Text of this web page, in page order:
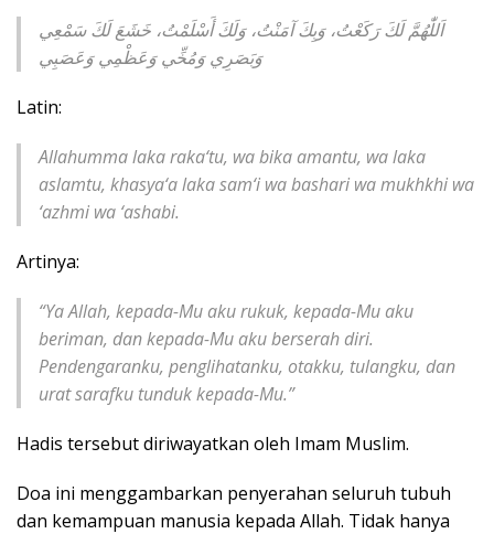
اَللّٰهُمَّ لَكَ رَكَعْتُ، وَبِكَ آمَنْتُ، وَلَكَ أَسْلَمْتُ، خَشَعَ لَكَ سَمْعِي
وَبَصَرِي وَمُخِّي وَعَظْمِي وَعَصَبِي
Latin:
Allahumma laka raka‘tu, wa bika amantu, wa laka
aslamtu, khasya‘a laka sam‘i wa bashari wa mukhkhi wa
‘azhmi wa ‘ashabi.
Artinya:
“Ya Allah, kepada-Mu aku rukuk, kepada-Mu aku
beriman, dan kepada-Mu aku berserah diri.
Pendengaranku, penglihatanku, otakku, tulangku, dan
urat sarafku tunduk kepada-Mu.”
Hadis tersebut diriwayatkan oleh Imam Muslim.
Doa ini menggambarkan penyerahan seluruh tubuh
dan kemampuan manusia kepada Allah. Tidak hanya